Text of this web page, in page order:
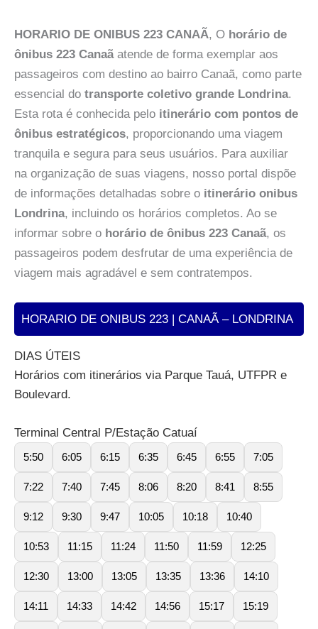
HORARIO DE ONIBUS 223 CANAÃ, O horário de
ônibus 223 Canaãatende de forma exemplar aos
passageiros com destino ao bairro Canaã, como parte
essencial do transporte coletivo grande Londrina.
Esta rota é conhecida pelo itinerário com pontos de
ônibus estratégicos, proporcionando uma viagem
tranquila e segura para seus usuários. Para auxiliar
na organização de suas viagens, nosso portal dispõe
de informações detalhadas sobre o itinerário onibus
Londrina, incluindo os horários completos. Ao se
informar sobre o horário de ônibus 223 Canaã, os
passageiros podem desfrutar de uma experiência de
viagem mais agradável e sem contratempos.
HORARIO DE ONIBUS 223 | CANAÃ – LONDRINA
DIAS ÚTEIS
Horários com itinerários via Parque Tauá, UTFPR e
Boulevard.
Terminal Central P/Estação Catuaí
5:50 6:05 6:15 6:35 6:45 6:55 7:05
7:22 7:40 7:45 8:06 8:20 8:41 8:55
9:12 9:30 9:47 10:05 10:18 10:40
10:53 11:15 11:24 11:50 11:59 12:25
12:30 13:00 13:05 13:35 13:36 14:10
14:11 14:33 14:42 14:56 15:17 15:19